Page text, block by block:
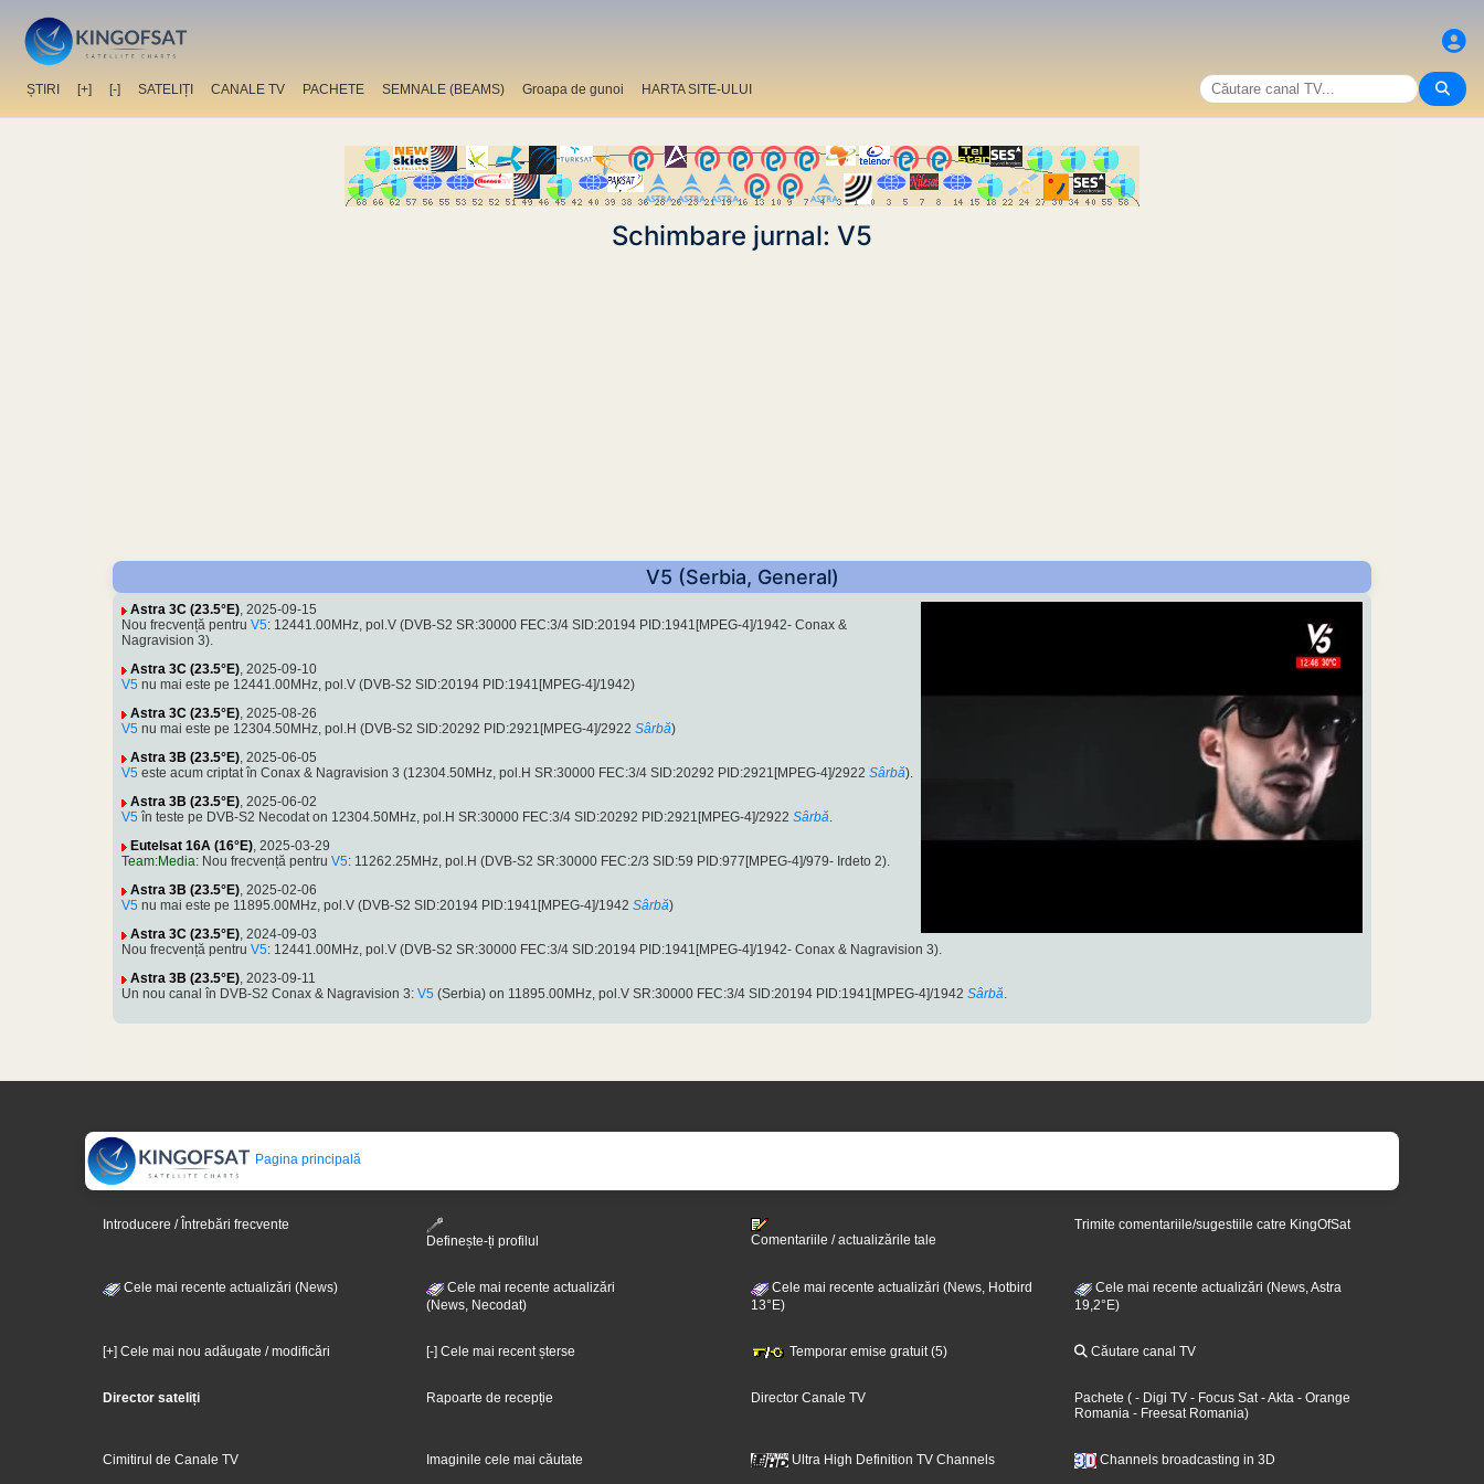
ȘTIRI [+] [-] SATELIȚI CANALE TV PACHETE SEMNALE (BEAMS) Groapa de gunoi HARTA SITE-ULUI
Schimbare jurnal: V5
V5 (Serbia, General)
Astra 3C (23.5°E), 2025-09-15
Nou frecvență pentru V5: 12441.00MHz, pol.V (DVB-S2 SR:30000 FEC:3/4 SID:20194 PID:1941[MPEG-4]/1942- Conax &
Nagravision 3).
Astra 3C (23.5°E), 2025-09-10
V5 nu mai este pe 12441.00MHz, pol.V (DVB-S2 SID:20194 PID:1941[MPEG-4]/1942)
Astra 3C (23.5°E), 2025-08-26
V5 nu mai este pe 12304.50MHz, pol.H (DVB-S2 SID:20292 PID:2921[MPEG-4]/2922 Sârbă)
Astra 3B (23.5°E), 2025-06-05
V5 este acum criptat în Conax & Nagravision 3 (12304.50MHz, pol.H SR:30000 FEC:3/4 SID:20292 PID:2921[MPEG-4]/2922 Sârbă).
Astra 3B (23.5°E), 2025-06-02
V5 în teste pe DVB-S2 Necodat on 12304.50MHz, pol.H SR:30000 FEC:3/4 SID:20292 PID:2921[MPEG-4]/2922 Sârbă.
Eutelsat 16A (16°E), 2025-03-29
Team:Media: Nou frecvență pentru V5: 11262.25MHz, pol.H (DVB-S2 SR:30000 FEC:2/3 SID:59 PID:977[MPEG-4]/979- Irdeto 2).
Astra 3B (23.5°E), 2025-02-06
V5 nu mai este pe 11895.00MHz, pol.V (DVB-S2 SID:20194 PID:1941[MPEG-4]/1942 Sârbă)
Astra 3C (23.5°E), 2024-09-03
Nou frecvență pentru V5: 12441.00MHz, pol.V (DVB-S2 SR:30000 FEC:3/4 SID:20194 PID:1941[MPEG-4]/1942- Conax & Nagravision 3).
Astra 3B (23.5°E), 2023-09-11
Un nou canal în DVB-S2 Conax & Nagravision 3: V5 (Serbia) on 11895.00MHz, pol.V SR:30000 FEC:3/4 SID:20194 PID:1941[MPEG-4]/1942 Sârbă.
Pagina principală
Introducere / Întrebări frecvente
Definește-ți profilul
Comentariile / actualizările tale
Trimite comentariile/sugestiile catre KingOfSat
Cele mai recente actualizări (News)
Cele mai recente actualizări
(News, Necodat)
Cele mai recente actualizări (News, Hotbird
13°E)
Cele mai recente actualizări (News, Astra
19,2°E)
[+] Cele mai nou adăugate / modificări [-] Cele mai recent șterse Temporar emise gratuit (5) Căutare canal TV
Director sateliți Rapoarte de recepție Director Canale TV Pachete (- Digi TV - Focus Sat- Akta - Orange
Romania - Freesat Romania)
Cimitirul de Canale TV Imaginile cele mai căutate Ultra High Definition TV Channels Channels broadcasting in 3D